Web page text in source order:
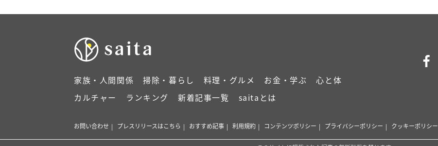
家族・人間関係 掃除・暮らし 料理・グルメ お金・学ぶ
心と体
カルチャー
ランキング 新着記事一覧 saitaとは
お問い合わせ プレスリリースはこちら おすすめ記事 利用規約 コンテンツポリシー プライバシーポリシー クッキーポリシー